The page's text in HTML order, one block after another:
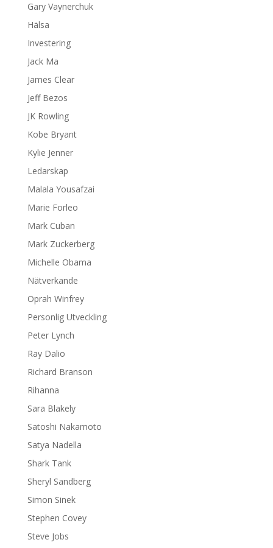
Gary Vaynerchuk
Hälsa
Investering
Jack Ma
James Clear
Jeff Bezos
JK Rowling
Kobe Bryant
Kylie Jenner
Ledarskap
Malala Yousafzai
Marie Forleo
Mark Cuban
Mark Zuckerberg
Michelle Obama
Nätverkande
Oprah Winfrey
Personlig Utveckling
Peter Lynch
Ray Dalio
Richard Branson
Rihanna
Sara Blakely
Satoshi Nakamoto
Satya Nadella
Shark Tank
Sheryl Sandberg
Simon Sinek
Stephen Covey
Steve Jobs